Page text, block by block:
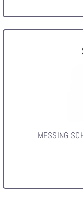
MESSING